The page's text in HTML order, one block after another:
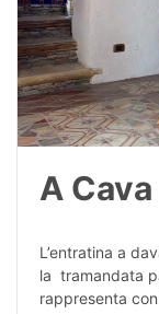
A Cava
L’entratina a
la tramandata
rappresenta